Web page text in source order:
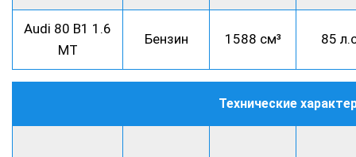
Audi 80 B1 1.6
MT
Бензин 1588 см³ 85
Технические